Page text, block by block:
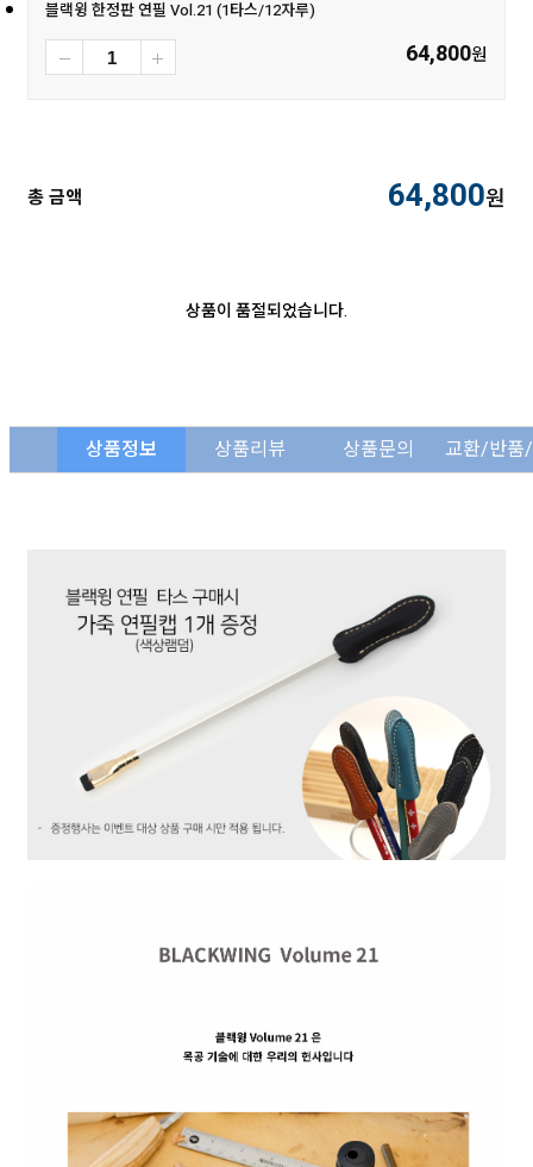
블랙윙 한정판 연필 Vol.21 (1타스/12자루)
64,800원
총 금액 64,800원
상품이 품절되었습니다.
상품정보 상품리뷰 상품문의 교환/반품